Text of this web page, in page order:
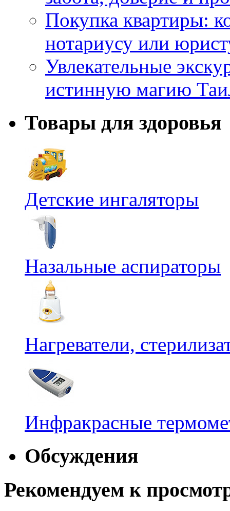
Покупка квартиры:
нотариусу или
Увлекательные
истинную магию
Товары для здоровья
Детские ингаляторы
Назальные аспираторы
Нагреватели,
Инфракрасные
Обсуждения
Рекомендуем к